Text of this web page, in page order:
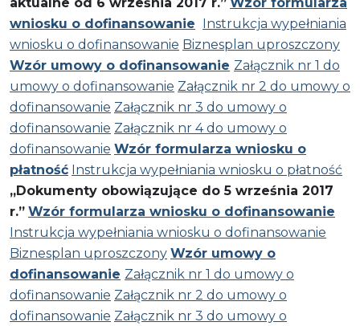
wniosku o dofinansowanie Instrukcja wypełniania
wniosku o dofinansowanie Biznesplan uproszczony
Wzór umowy o dofinansowanie Załącznik nr 1 do
umowy o dofinansowanie Załącznik nr 2 do umowy o
dofinansowanie Załącznik nr 3 do umowy o
dofinansowanie Załącznik nr 4 do umowy o
dofinansowanie Wzór formularza wniosku o
płatność Instrukcja wypełniania wniosku o płatność
„Dokumenty obowiązujące do 5 września 2017
r.” Wzór formularza wniosku o dofinansowanie
Instrukcja wypełniania wniosku o dofinansowanie
Biznesplan uproszczony Wzór umowy o
dofinansowanie Załącznik nr 1 do umowy o
dofinansowanie Załącznik nr 2 do umowy o
dofinansowanie Załącznik nr 3 do umowy o